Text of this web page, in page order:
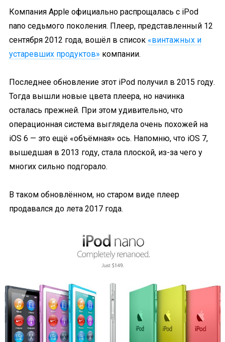
Компания Apple официально распрощалась с iPod
nano седьмого поколения. Плеер, представленный 12
сентября 2012 года, вошёл в список «винтажных и
устаревших продуктов» компании.
Последнее обновление этот iPod получил в 2015 году.
Тогда вышли новые цвета плеера, но начинка
осталась прежней. При этом удивительно, что
операционная система выглядела очень похожей на
iOS 6 — это ещё «объёмная» ось. Напомню, что iOS 7,
вышедшая в 2013 году, стала плоской, из-за чего у
многих сильно подгорало.
В таком обновлённом, но старом виде плеер
продавался до лета 2017 года.